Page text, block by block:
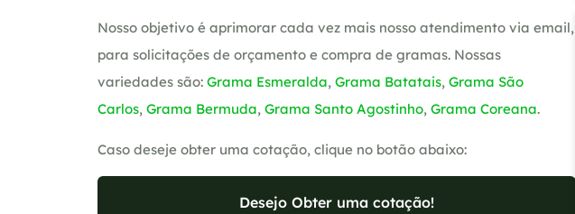
Nosso objetivo é aprimorar cada vez mais nosso atendimento via email,
para solicitações de orçamento e compra de gramas. Nossas
variedades são: Grama Esmeralda, Grama Batatais, Grama São
Carlos, Grama Bermuda, Grama Santo Agostinho, Grama Coreana.
Caso deseje obter uma cotação, clique no botão abaixo:
Desejo Obter uma cotação!